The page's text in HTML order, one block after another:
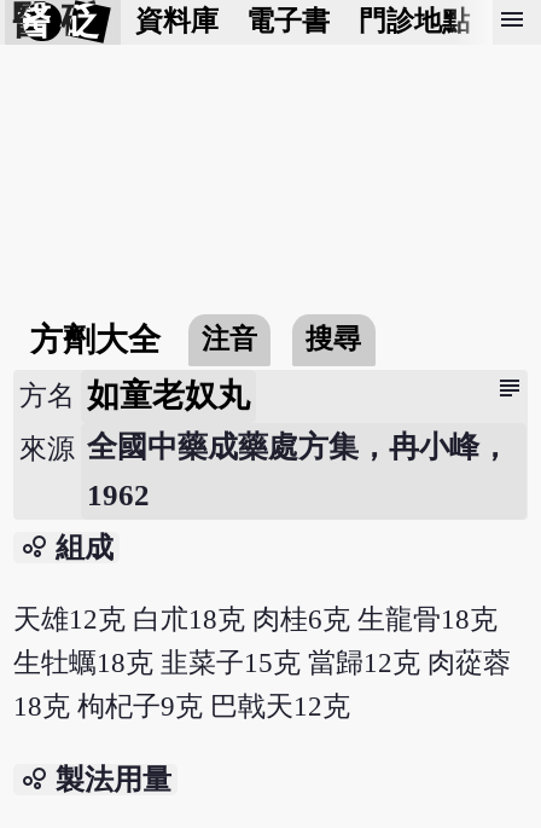
醫 砭 資料庫 電子書 門診地點 預
menu
方劑大全 注音 搜尋
subject
方名 如童老奴丸
來源 全國中藥成藥處方集，冉小峰，
1962
bubble_chart 組成
天雄12克 白朮18克 肉桂6克 生龍骨18克
生牡蠣18克 韭菜子15克 當歸12克 肉蓯蓉
18克 枸杞子9克 巴戟天12克
bubble_chart 製法用量